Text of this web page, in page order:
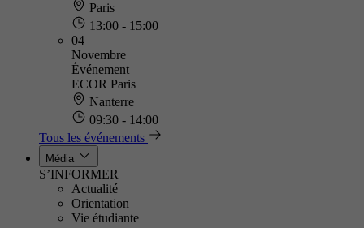
Paris
13:00 - 15:00
04
Novembre
Événement
ECOR Paris
Nanterre
09:30 - 14:00
Tous les événements
Média
S’INFORMER
Actualité
Orientation
Vie étudiante